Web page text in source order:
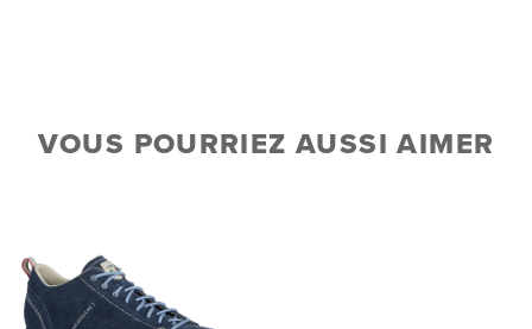
VOUS POURRIEZ AUSSI AIMER